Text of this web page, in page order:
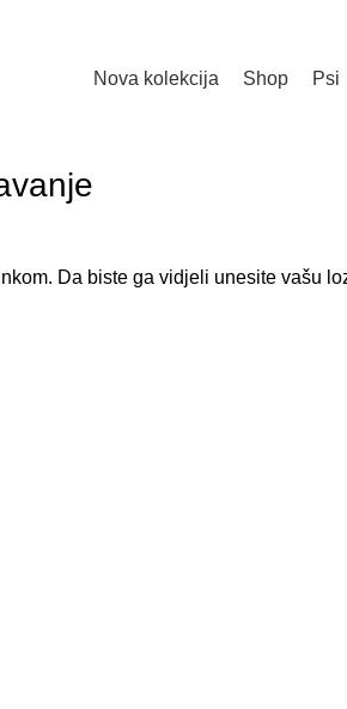
Nova kolekcija Shop Psi
Da biste ga vidjeli unesite vašu